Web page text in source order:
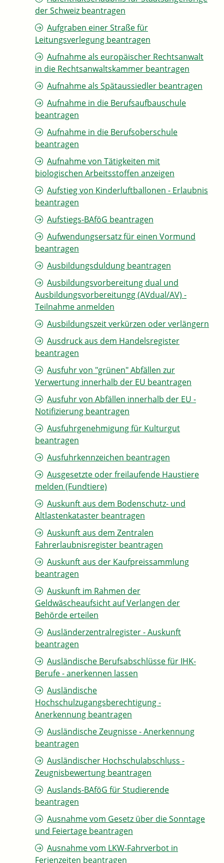
der Schweiz beantragen
Aufgraben einer Straße für
Leitungsverlegung beantragen
Aufnahme als europäischer Rechtsanwalt
in die Rechtsanwaltskammer beantragen
Aufnahme als Spätaussiedler beantragen
Aufnahme in die Berufsaufbauschule
beantragen
Aufnahme in die Berufsoberschule
beantragen
Aufnahme von Tätigkeiten mit
biologischen Arbeitsstoffen anzeigen
Aufstieg von Kinderluftballonen - Erlaubnis
beantragen
Aufstiegs-BAföG beantragen
Aufwendungsersatz für einen Vormund
beantragen
Ausbildungsduldung beantragen
Ausbildungsvorbereitung dual und
Ausbildungsvorbereitungg (AVdual/AV) -
Teilnahme anmelden
Ausbildungszeit verkürzen oder verlängern
Ausdruck aus dem Handelsregister
beantragen
Ausfuhr von "grünen" Abfällen zur
Verwertung innerhalb der EU beantragen
Ausfuhr von Abfällen innerhalb der EU -
Notifizierung beantragen
Ausfuhrgenehmigung für Kulturgut
beantragen
Ausfuhrkennzeichen beantragen
Ausgesetzte oder freilaufende Haustiere
melden (Fundtiere)
Auskunft aus dem Bodenschutz- und
Altlastenkataster beantragen
Auskunft aus dem Zentralen
Fahrerlaubnisregister beantragen
Auskunft aus der Kaufpreissammlung
beantragen
Auskunft im Rahmen der
Geldwäscheaufsicht auf Verlangen der
Behörde erteilen
Ausländerzentralregister - Auskunft
beantragen
Ausländische Berufsabschlüsse für IHK-
Berufe - anerkennen lassen
Ausländische
Hochschulzugangsberechtigung -
Anerkennung beantragen
Ausländische Zeugnisse - Anerkennung
beantragen
Ausländischer Hochschulabschluss -
Zeugnisbewertung beantragen
Auslands-BAföG für Studierende
beantragen
Ausnahme vom Gesetz über die Sonntage
und Feiertage beantragen
Ausnahme vom LKW-Fahrverbot in
Ferienzeiten beantragen